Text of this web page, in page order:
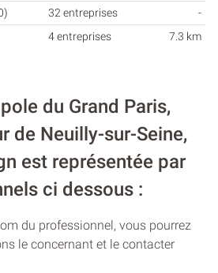
32 entreprises
-
4 entreprises 7.3 km
du Grand Paris,
de Neuilly-sur-Seine,
est représentée par
ci dessous :
du professionnel, vous pourrez
le concernant et le contacter